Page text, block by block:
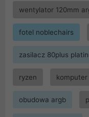
wentylator 120mm
fotel noblechairs
zasilacz 80plus
ryzen
obudowa argb